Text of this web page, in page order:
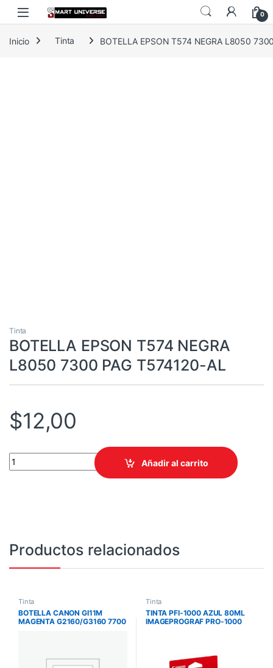
Skip to navigation
Skip to content
0
Inicio Tinta BOTELLA EPSON T574 NEGRA L8050
Tinta
BOTELLA EPSON T574 NEGRA
L8050 7300 PAG T574120-AL
$12,00
BOTELLA EPSON T574 NEGRA L8050 7300 PAG T574120-AL
Añadir al carrito
Productos relacionados
Tinta
BOTELLA CANON GI11M
MAGENTA G2160/G3160 7700
Tinta
TINTA PFI-1000 AZUL 80ML
IMAGEPROGRAF PRO-1000